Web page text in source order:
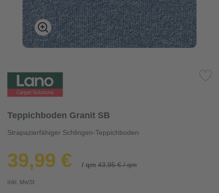
Teppichboden Granit SB
Strapazierfähiger Schlingen-Teppichboden
39,99 € / qm 43,95 € / qm
inkl. MwSt.